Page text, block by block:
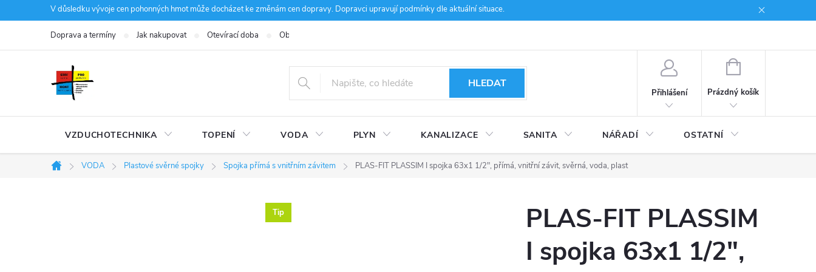
na
V důsledku vývoje cen pohonných hmot může docházet ke změnám cen dopravy. Dopravci upravují podmínky dle aktuální situace.
Doprava a termíny Jak nakupovat Otevírací doba Obchodní podmínky
HLEDAT
Přihlášení
NÁKUPNÍ
Prázdný košík
VZDUCHOTECHNIKA TOPENÍ VODA PLYN KANALIZACE SANITA NÁŘADÍ OSTATNÍ
Domů
VODA Plastové svěrné spojky Spojka přímá s vnitřním závitem PLAS-FIT PLASSIM I spojka 63x1 1/2", přímá, vnitřní závit, svěrná, voda, plast
Tip
PLAS-FIT PLASSIM
I spojka 63x1 1/2",